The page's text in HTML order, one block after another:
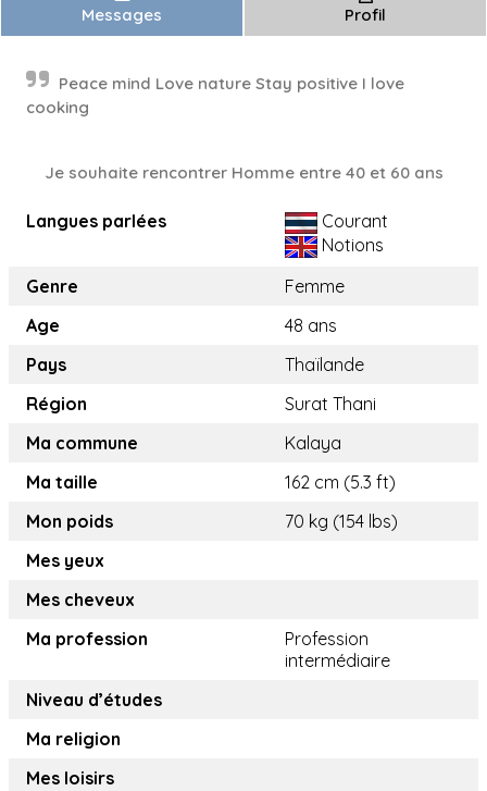
Messages Profil
Peace mind Love nature Stay positive I love
cooking
Je souhaite rencontrer Homme entre 40 et 60 ans
Langues parlées
Courant
Notions
Genre
Femme
Age
48 ans
Pays
Thaïlande
Région
Surat Thani
Ma commune
Kalaya
Ma taille
162 cm (5.3 ft)
Mon poids
70 kg (154 lbs)
Mes yeux
Mes cheveux
Ma profession
Profession
intermédiaire
Niveau d’études
Ma religion
Mes loisirs